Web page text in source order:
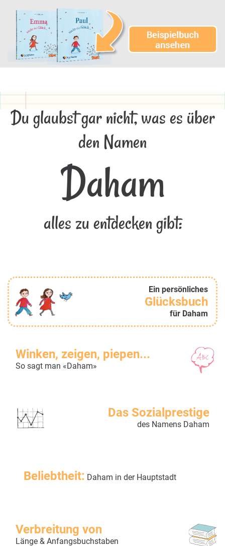
Du glaubst gar nicht, was es über
den Namen
Daham
alles zu entdecken gibt:
Ein persönliches
Glücksbuch
für Daham
Winken, zeigen, piepen...
So sagt man «Daham»
Das Sozialprestige
des Namens Daham
Beliebtheit: Daham in der Hauptstadt
Verbreitung von
Länge & Anfangsbuchstaben